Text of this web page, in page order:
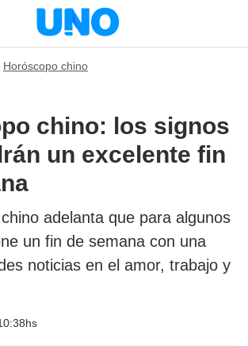
Horóscopo chino
chino: los signos
un excelente fin
adelanta que para algunos
un fin de semana con una
noticias en el amor, trabajo y